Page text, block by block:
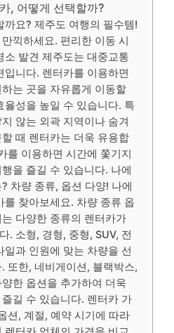
, 어떻게 선택할까?
까요? 제주도 여행의 필수템!
끽하세요. 편리한 이동 시
소 발견 제주도는 대중교통
입니다. 렌터카를 이용하면
는 곳을 자유롭게 이동할
율성을 높일 수 있습니다. 특
않는 외곽 지역이나 숨겨
때 렌터카는 더욱 유용합
를 이용하면 시간에 쫓기지
을 즐길 수 있습니다. 나에
차량 종류, 옵션 다양! 나에
를 찾아보세요. 차량 종류 옵
다양한 종류의 렌터카가
. 소형, 경형, 중형, SUV, 전
일과 인원에 맞는 차량을 선
또한, 네비게이션, 블랙박스,
한 옵션을 추가하여 더욱
길 수 있습니다. 렌터카 가
션, 계절, 예약 시기에 따라